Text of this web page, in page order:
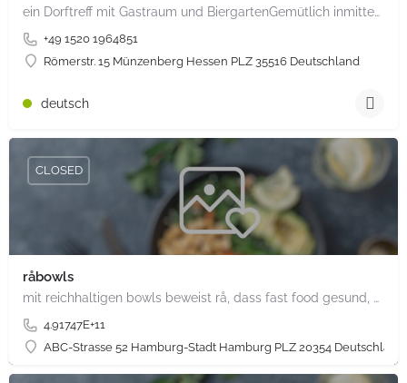
ein Dorftreff mit Gastraum und BiergartenGemütlich inmitten unserem idyllischen Trais Münzenberg, entlang…
+49 1520 1964851
Römerstr. 15 Münzenberg Hessen PLZ 35516 Deutschland
deutsch
råbowls
mit reichhaltigen bowls beweist rå, dass fast food gesund, nachhaltig und hundertprozentig vegan sein kann.…
4.91747E+11
ABC-Strasse 52 Hamburg-Stadt Hamburg PLZ 20354 Deutschland
CLOSED